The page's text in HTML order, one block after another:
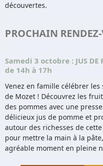
découvertes.
PROCHAIN
Samedi 3 octobre : JUS DE
de 14h à 17h
Venez en famille célébrer les
de Mozet ! Découvrez les
des pommes avec une
délicieux jus de pomme et
autour des richesses de
pour mettre la main à la
agréable moment en pleine